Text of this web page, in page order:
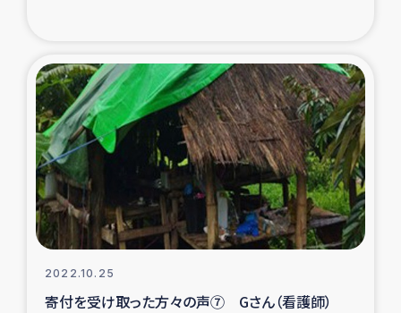
2022.10.25
寄付を受け取った方々の声⑦ Gさん（看護師）